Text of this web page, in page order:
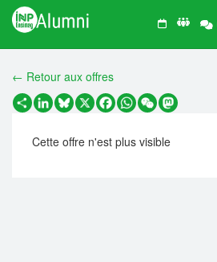
← Retour aux offres
PartagerLinkedIn
Bluesky
X Facebook
WhatsApp
WeChatMastodon
Cette offre n'est plus visible